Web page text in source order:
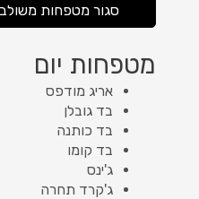
סגור מטפחות
מטפחות יום
אריג מודפס
בד גובלן
בד כותנה
בד קומו
ג'ינס
ג'קרד תחרה